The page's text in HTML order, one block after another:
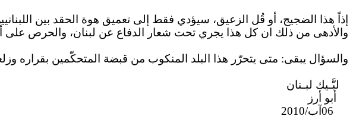
إذاً هذا الضجيج، أو قُل الزعيق، سيؤدي فقط إلى تعميق هوة الحقد بين
والأدهى من ذلك ان كل هذا يجري تحت شعار الدفاع عن لبنان، والحرص على
والسؤال يبقى: متى يتحرّر هذا البلد المنكوب من قبضة المتحكّمين بقراره
لبَّـيك لبـنان
أبو أرز
06 آب/2010